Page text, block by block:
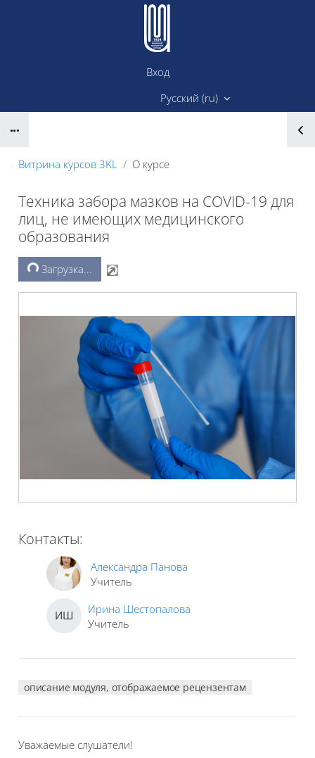
Перейти к основному содержанию
Вход
Русский ‎(ru)‎
Витрина курсов 3KL О курсе
Техника забора мазков на COVID-19 для
лиц, не имеющих медицинского
образования
БлокиЗагрузка...
Контакты:
Александра Панова
Учитель
ИШ
Ирина Шестопалова
Учитель
описание модуля, отображаемое рецензентам
Уважаемые слушатели!